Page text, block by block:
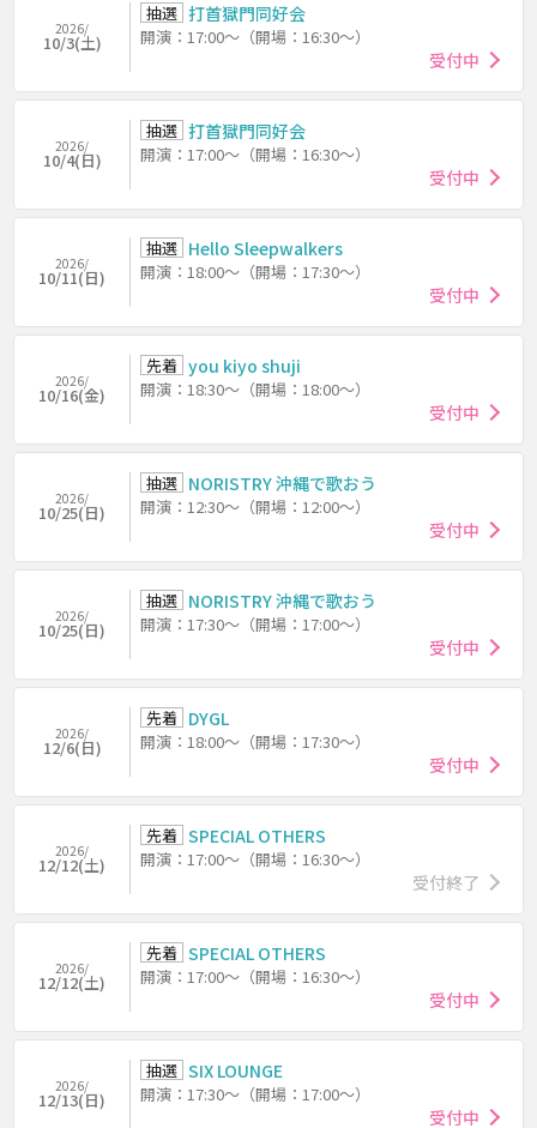
2026/
10/3(土)
抽選 打首獄門同好会
開演：17:00～（開場：16:30～）
受付中
2026/
10/4(日)
抽選 打首獄門同好会
開演：17:00～（開場：16:30～）
受付中
2026/
10/11(日)
抽選 Hello Sleepwalkers
開演：18:00～（開場：17:30～）
受付中
2026/
10/16(金)
先着 you kiyo shuji
開演：18:30～（開場：18:00～）
受付中
2026/
10/25(日)
抽選 NORISTRY 沖縄で歌おう
開演：12:30～（開場：12:00～）
受付中
2026/
10/25(日)
抽選 NORISTRY 沖縄で歌おう
開演：17:30～（開場：17:00～）
受付中
2026/
12/6(日)
先着 DYGL
開演：18:00～（開場：17:30～）
受付中
2026/
12/12(土)
先着 SPECIAL OTHERS
開演：17:00～（開場：16:30～）
受付終了
2026/
12/12(土)
先着 SPECIAL OTHERS
開演：17:00～（開場：16:30～）
受付中
2026/
12/13(日)
抽選 SIX LOUNGE
開演：17:30～（開場：17:00～）
受付中